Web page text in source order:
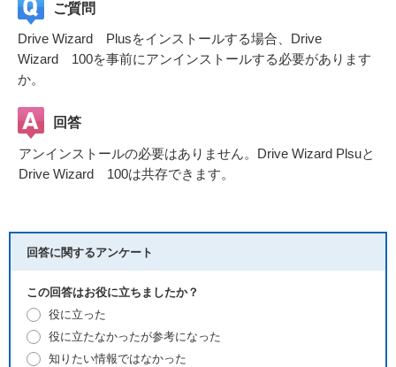
ご質問
Drive Wizard Plusをインストールする場合、Drive
Wizard 100を事前にアンインストールする必要があります
か。
回答
アンインストールの必要はありません。Drive Wizard Plsuと
Drive Wizard 100は共存できます。
回答に関するアンケート
この回答はお役に立ちましたか？
役に立った
役に立たなかったが参考になった
知りたい情報ではなかった